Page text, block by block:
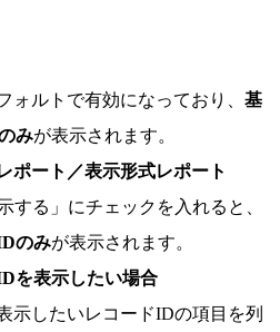
ォルトで有効になっており、 基
みが表示されます。
ポート／表示形式レポート
する」にチェックを入れると、
のみが表示されます。
を表示したい場合
示したいレコードIDの項目を列